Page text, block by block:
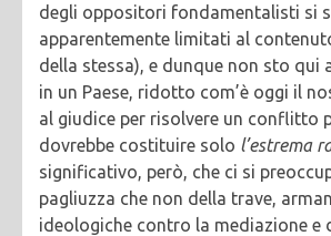
degli oppositori fondamentalisti si
apparentemente limitati al
della stessa), e dunque non sto qui
in un Paese, ridotto com’è oggi il
al giudice per risolvere un conflitto
dovrebbe costituire solo l’estrema
significativo, però, che ci si
pagliuzza che non della trave,
ideologiche contro la mediazione e